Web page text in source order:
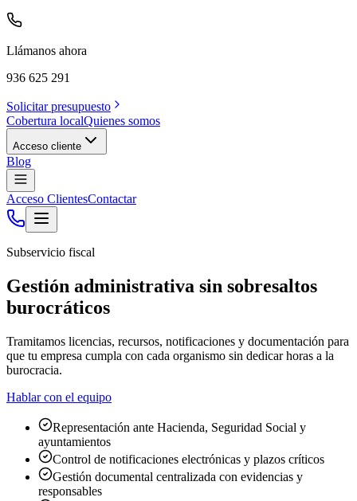
Llámanos ahora
936 625 291
Solicitar presupuesto
Cobertura localQuienes somos
Acceso cliente
Blog
Acceso ClientesContactar
Subservicio fiscal
Gestión administrativa sin sobresaltos
burocráticos
Tramitamos licencias, recursos, notificaciones y documentación para
que tu empresa cumpla con cada organismo sin dedicar horas a la
burocracia.
Hablar con el equipo
Representación ante Hacienda, Seguridad Social y
ayuntamientos
Control de notificaciones electrónicas y plazos críticos
Gestión documental centralizada con evidencias y
responsables